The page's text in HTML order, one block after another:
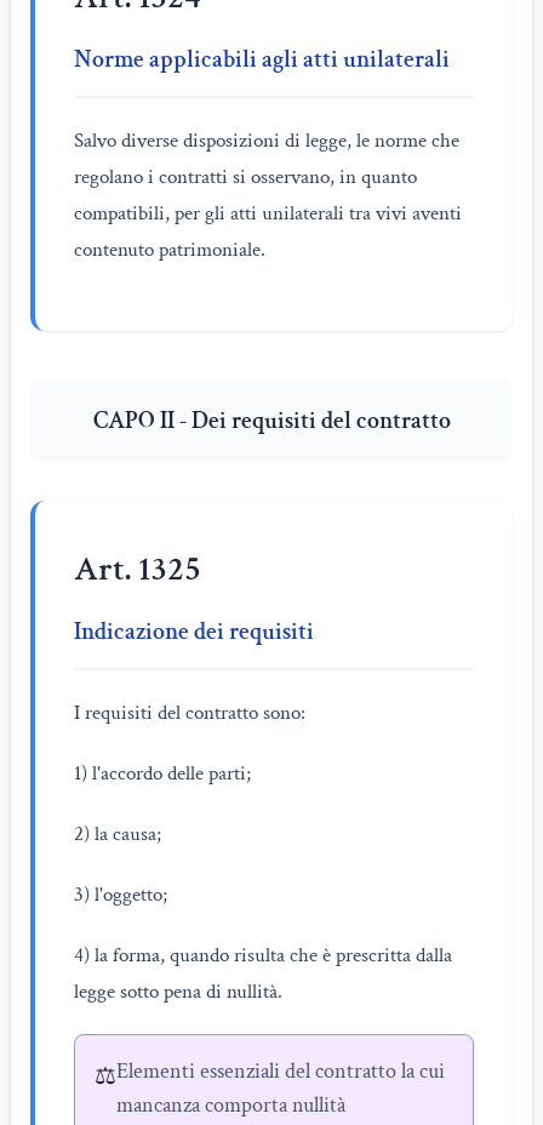
Norme applicabili agli atti unilaterali
Salvo diverse disposizioni di legge, le norme che
regolano i contratti si osservano, in quanto
compatibili, per gli atti unilaterali tra vivi aventi
contenuto patrimoniale.
CAPO II - Dei requisiti del contratto
Art. 1325
Indicazione dei requisiti
I requisiti del contratto sono:
1) l'accordo delle parti;
2) la causa;
3) l'oggetto;
4) la forma, quando risulta che è prescritta dalla
legge sotto pena di nullità.
⚖️Elementi essenziali del contratto la cui
mancanza comporta nullità